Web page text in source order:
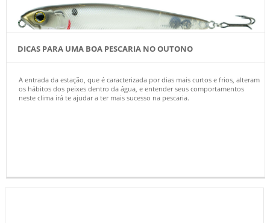
DICAS PARA UMA BOA PESCARIA NO OUTONO
A entrada da estação, que é caracterizada por dias mais curtos e frios, alteram
os hábitos dos peixes dentro da água, e entender seus comportamentos
neste clima irá te ajudar a ter mais sucesso na pescaria.